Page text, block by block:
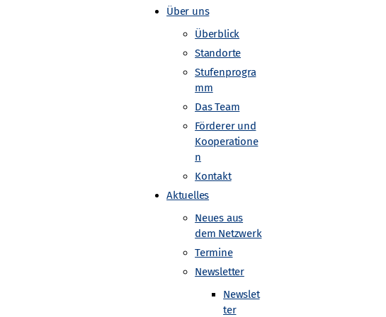
Über uns
Überblick
Standorte
Stufenprogra
mm
Das Team
Förderer und
Kooperatione
n
Kontakt
Aktuelles
Neues aus
dem Netzwerk
Termine
Newsletter
Newslet
ter